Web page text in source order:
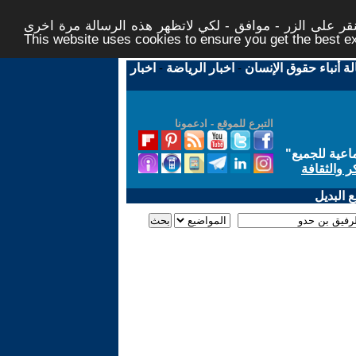
على الزر - موافق - لكي لاتظهر هذه الرسالة مرة اخرى -
This website uses cookies to ensure you get the best
أنباء حقوق الإنسان - اخبار الرياضة - اخبار
التبرع للموقع - ادعمونا
للجميع"
والثقافة
البديل